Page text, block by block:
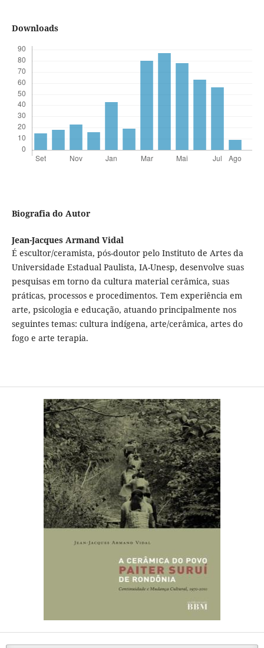
Downloads
Biografia do Autor
Jean-Jacques Armand Vidal
É escultor/ceramista, pós-doutor pelo Instituto de Artes da
Universidade Estadual Paulista, IA-Unesp, desenvolve suas
pesquisas em torno da cultura material cerâmica, suas
práticas, processos e procedimentos. Tem experiência em
arte, psicologia e educação, atuando principalmente nos
seguintes temas: cultura indígena, arte/cerâmica, artes do
fogo e arte terapia.